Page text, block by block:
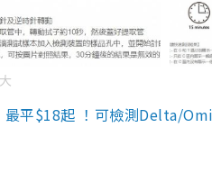
最平$18起 ！可檢測Delta/